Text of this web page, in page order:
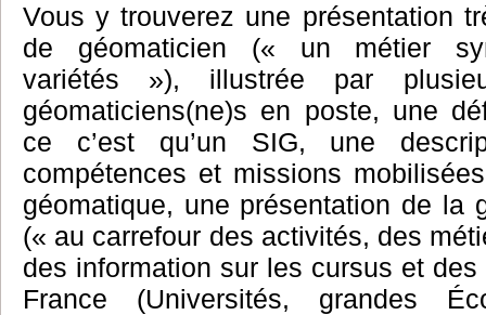
Vous y trouverez une présentation
de géomaticien (« un métier
variétés »), illustrée par
géomaticiens(ne)s en poste, une
ce c’est qu’un SIG, une
compétences et missions
géomatique, une présentation de la
(« au carrefour des activités, des
des information sur les cursus et
France (Universités, grandes